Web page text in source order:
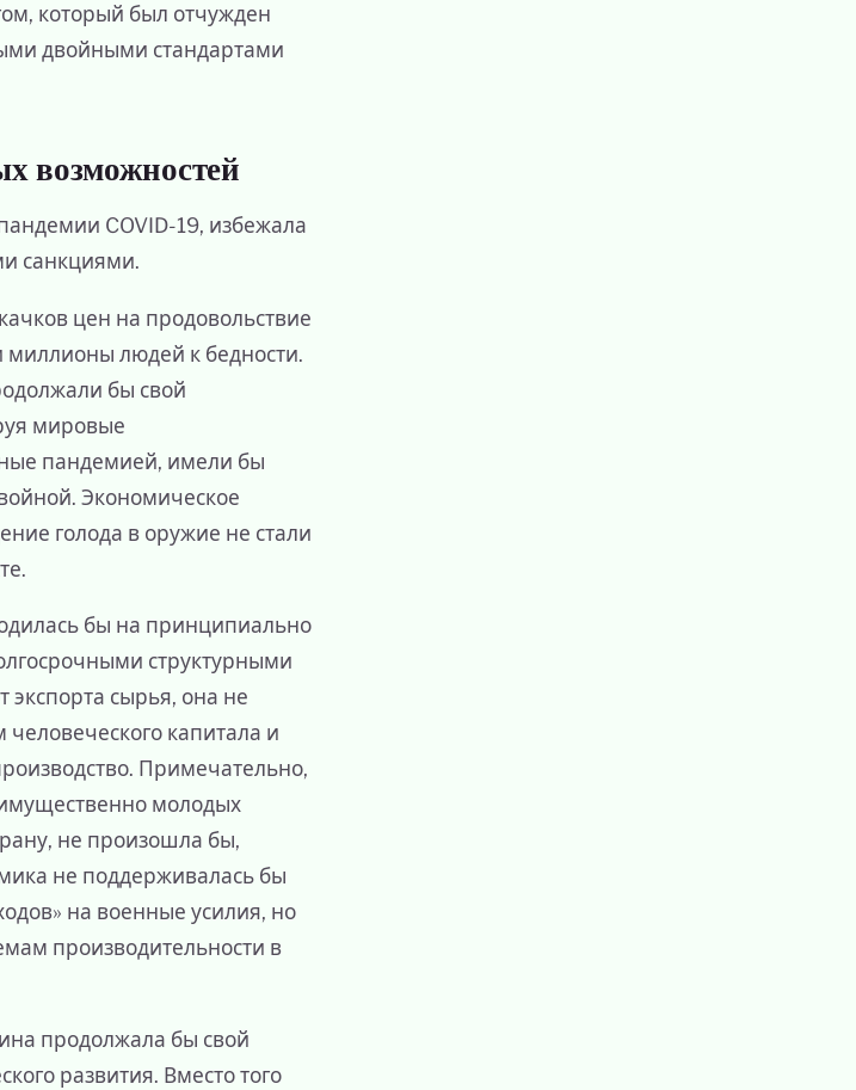
который был отчужден
двойными стандартами
возможностей
COVID-19, избежала
санкциями.
цен на продовольствие
миллионы людей к бедности.
бы свой
мировые
пандемией, имели бы
Экономическое
голода в оружие не стали
бы на принципиально
структурными
экспорта сырья, она не
капитала и
Примечательно,
молодых
не произошла бы,
не поддерживалась бы
на военные усилия, но
производительности в
продолжала бы свой
развития. Вместо того